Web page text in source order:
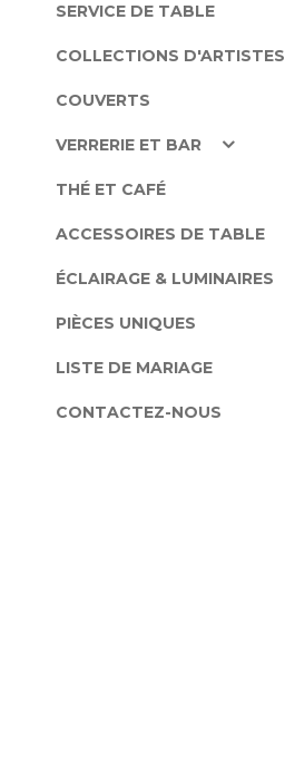
SERVICE DE TABLE
COLLECTIONS D'ARTISTES
COUVERTS
VERRERIE ET BAR
THÉ ET CAFÉ
ACCESSOIRES DE TABLE
ÉCLAIRAGE & LUMINAIRES
PIÈCES UNIQUES
LISTE DE MARIAGE
CONTACTEZ-NOUS